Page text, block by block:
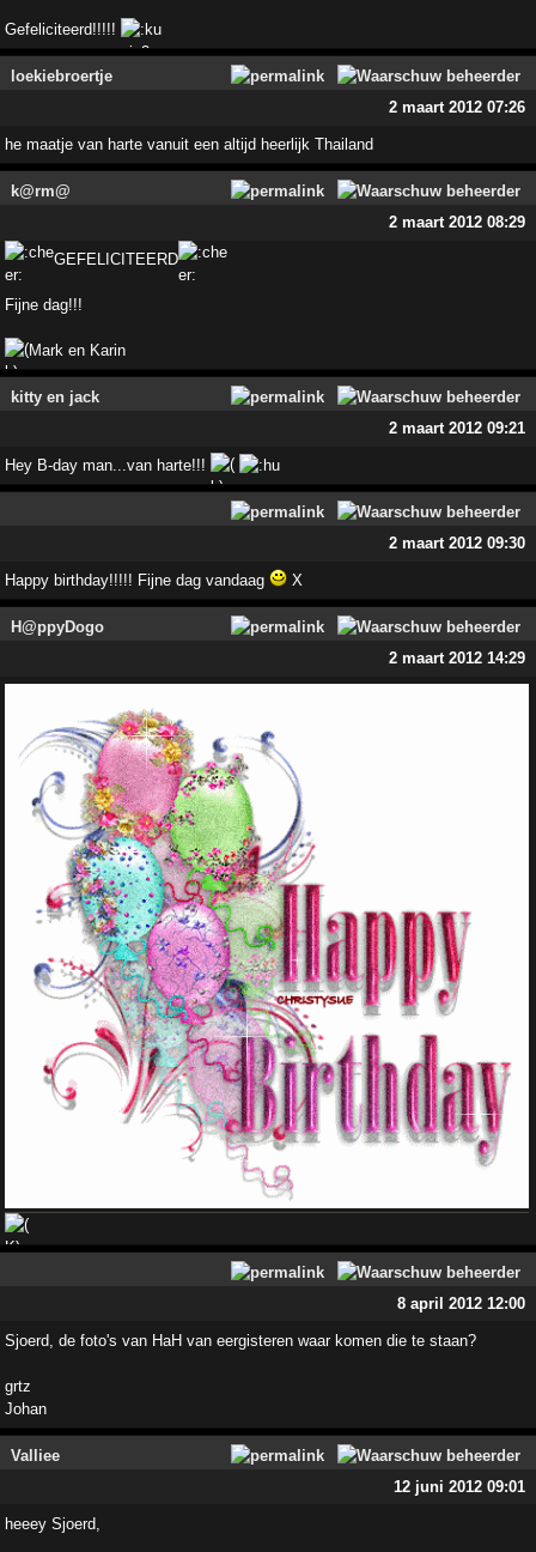
Gefeliciteerd!!!!!
loekiebroertje
2 maart 2012 07:26
he maatje van harte vanuit een altijd heerlijk Thailand
k@rm@
2 maart 2012 08:29
GEFELICITEERD
Fijne dag!!!
Mark en Karin
kitty en jack
2 maart 2012 09:21
Hey B-day man...van harte!!!
2 maart 2012 09:30
Happy birthday!!!!! Fijne dag vandaag X
H@ppyDogo
2 maart 2012 14:29
8 april 2012 12:00
Sjoerd, de foto's van HaH van eergisteren waar komen die te staan?
grtz
Johan
Valliee
12 juni 2012 09:01
heeey Sjoerd,